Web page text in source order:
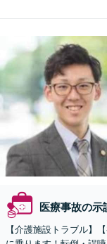
医療事故の示
【介護施設トラブル】